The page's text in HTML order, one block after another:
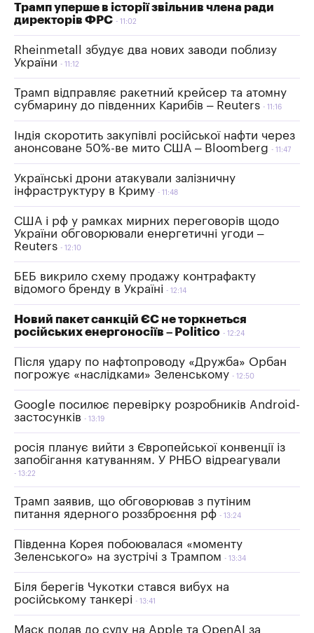
Трамп уперше в історії звільнив члена ради
директорів ФРС
11:02
Rheinmetall збудує два нових заводи поблизу
України
11:12
Трамп відправляє ракетний крейсер та атомну
субмарину до південних Карибів – Reuters
11:16
Індія скоротить закупівлі російської нафти через
анонсоване 50%-ве мито США – Bloomberg
11:47
Українські дрони атакували залізничну
інфраструктуру в Криму
11:48
США і рф у рамках мирних переговорів щодо
України обговорювали енергетичні угоди –
Reuters
12:10
БЕБ викрило схему продажу контрафакту
відомого бренду в Україні
12:14
Новий пакет санкцій ЄС не торкнеться
російських енергоносіїв – Politico
12:24
Після удару по нафтопроводу «Дружба» Орбан
погрожує «наслідками» Зеленському
12:50
Google посилює перевірку розробників Android-
застосунків
13:19
росія планує вийти з Європейської конвенції із
запобігання катуванням. У РНБО відреагували
13:22
Трамп заявив, що обговорював з путіним
питання ядерного роззброєння рф
13:24
Південна Корея побоювалася «моменту
Зеленського» на зустрічі з Трампом
13:34
Біля берегів Чукотки стався вибух на
російському танкері
13:41
Маск подав до суду на Apple та OpenAI за